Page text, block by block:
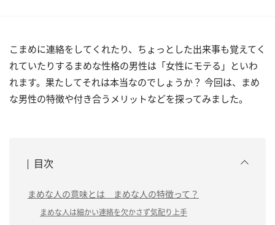
こまめに連絡をしてくれたり、ちょっとした出来事も覚えてく
れていたりするまめな性格の男性は「女性にモテる」といわ
れます。果たしてそれは本当なのでしょうか？ 今回は、まめ
な男性の特徴や付き合うメリットなどを探ってみました。
目次
まめな人の意味とは まめな人の特徴って？
まめな人は細かい連絡を欠かさず気配り上手